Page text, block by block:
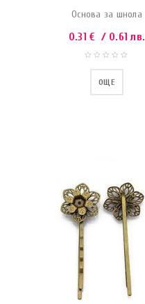
Основа за шнола
0.31€ / 0.61 лв.
ОЩЕ